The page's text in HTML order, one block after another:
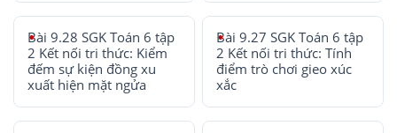
Bài 9.28 SGK Toán 6 tập
2 Kết nối tri thức: Kiểm
đếm sự kiện đồng xu
xuất hiện mặt ngửa
Bài 9.27 SGK Toán 6 tập
2 Kết nối tri thức: Tính
điểm trò chơi gieo xúc
xắc